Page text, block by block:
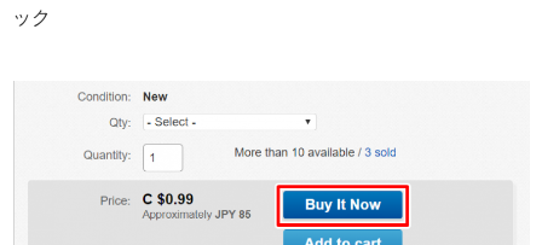
ック